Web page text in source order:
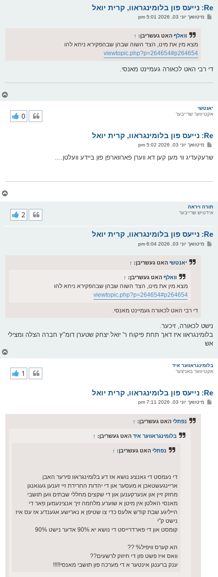
Re: נייעס פון בלומינגראוו, קרית יואל
פמיטוואך יוני 03, 2026 5:01 pm
וואלף האט געשריבן: ↑
מצא מין את מינו, הצד השוה שבהן שבהפקירא ניחא להו
viewtopic.php?p=264654#p264654
די רבי האט לכאורה געמיינט מאנסי.
יאנטשי
אקטיווער שרייבער
Re: נייעס פון בלומינגראוו, קרית יואל
0
פ
ו
מיטוואך יוני 03, 2026 5:02 pm
שרעקעדיג ווי מען קען דא ווערן פארווארפן פון ביידע וועלטן....
תורה ויראה
אידטיש שרייבער
Re: נייעס פון בלומינגראוו, קרית יואל
2
פמיטוואך יוני 03, 2026 6:04 pm
יאנטשי האט געשריבן: ↑
וואלף האט געשריבן: ↑
מצא מין את מינו, הצד השוה שבהן שבהפקירא ניחא להו
viewtopic.php?p=264654#p264654
די רבי האט לכאורה געמיינט מאנסי.
נישט לכאורה, זיכער.
בלומינגראוו איז דאך תחת פיקוח ר' יואל יצחק שטערן דומ"ץ חברה הצלה ומצילי
אש
בלומינגראווער איד
אקטיווער באניצער
Re: נייעס פון בלומינגראוו, קרית יואל
1
פמיטוואך יוני 03, 2026 7:11 pm
נפתלי האט געשריבן: ↑
בלומינגראווער איד האט געשריבן: ↑
נפתלי האט געשריבן: ↑
די נעמסט די גאנצע נושא אז דע בלומינגראוו פירער האבן
אריינגעשטאכן א מעסער און די יהדות החרידת זיי זענען געגאנגן
מחזק זיין און אנערקענען און די שקצים מחללי שבתים ווען תושבי
מאנסי האלטן אין מיטן א שוערע מלחמה זיך אנצינעמען פאר די
הייליגע שבת קודש אלעס כדי צו שטיפן א נארישע אגענדע אז עס איז
נישט ק"י
קומסט און די פארדרייסט די נושא יא 90% אדער נישט 90%
הא קערס וויפיל% ??
וואס איז פשט פון די חיזוק לרשעים??
ענק ברענגן אינטער א די מערכה פון תושבי מאנסי!!!!!